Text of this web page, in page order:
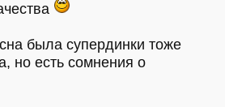
была супердинки тоже
но есть сомнения о